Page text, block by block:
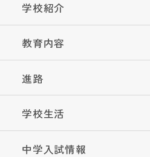
学校紹介
教育内容
進路
学校生活
中学入試情報